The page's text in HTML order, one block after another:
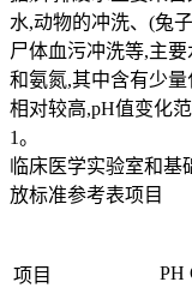
水,动物的冲洗、(兔
尸体血污冲洗等,主
和氨氮,其中含有少
相对较高,pH值变化
1。
临床医学实验室和
放标准参考表项目
项目 PH